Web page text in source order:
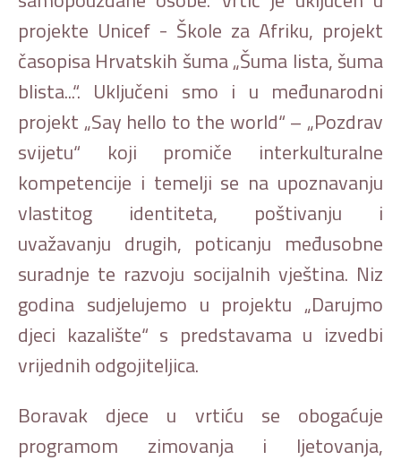
projekte Unicef - Škole za Afriku, projekt
časopisa Hrvatskih šuma „Šuma lista, šuma
blista...“. Uključeni smo i u međunarodni
projekt „Say hello to the world“ – „Pozdrav
svijetu“ koji promiče interkulturalne
kompetencije i temelji se na upoznavanju
vlastitog identiteta, poštivanju i
uvažavanju drugih, poticanju međusobne
suradnje te razvoju socijalnih vještina. Niz
godina sudjelujemo u projektu „Darujmo
djeci kazalište“ s predstavama u izvedbi
vrijednih odgojiteljica.
Boravak djece u vrtiću se obogaćuje
programom zimovanja i ljetovanja,